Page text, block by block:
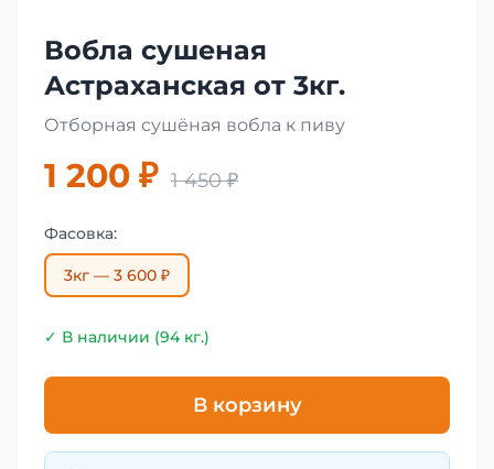
Вобла сушеная
Астраханская от 3кг.
Отборная сушёная вобла к пиву
1 200 ₽ 1 450 ₽
Фасовка:
3кг — 3 600 ₽
✓ В наличии (94 кг.)
В корзину